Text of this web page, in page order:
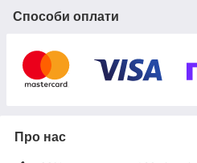
Способи оплати
Про нас